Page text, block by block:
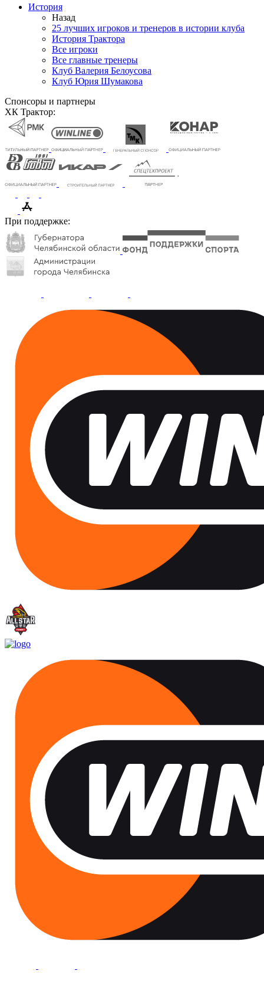
История
Назад
25 лучших игроков и тренеров в истории клуба
История Трактора
Все игроки
Все главные тренеры
Клуб Валерия Белоусова
Клуб Юрия Шумакова
Спонсоры и партнеры
ХК Трактор:
При поддержке: